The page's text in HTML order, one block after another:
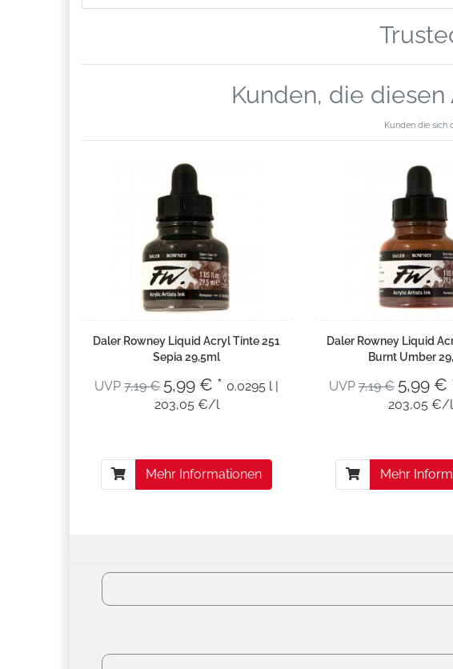
Kunden, die
Kunden die sich
Daler Rowney Liquid Acryl Tinte 251
Sepia 29,5ml
UVP7,19 € 5,99 € * 0.0295 l |
203,05 €/l
Mehr Informationen
Daler Rowney Liquid
Burnt Umber
UVP7,19 € 5,99 €
203,05 €/l
Mehr